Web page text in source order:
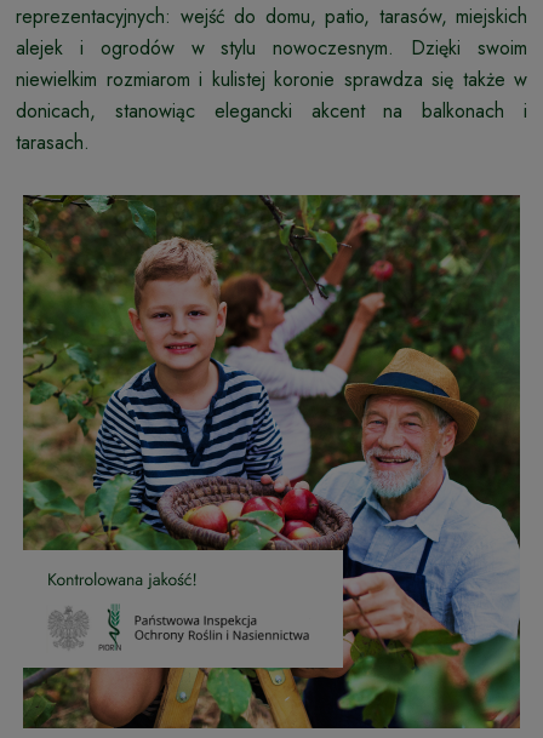
reprezentacyjnych: wejść do domu, patio, tarasów, miejskich
alejek i ogrodów w stylu nowoczesnym. Dzięki swoim
niewielkim rozmiarom i kulistej koronie sprawdza się także w
donicach, stanowiąc elegancki akcent na balkonach i
tarasach.